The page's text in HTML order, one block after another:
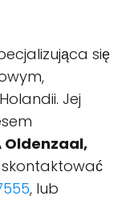
się
Jej
Oldenzaal,
skontaktować
, lub